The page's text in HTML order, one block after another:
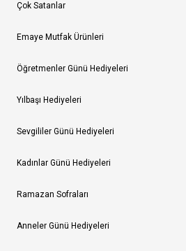
Çok Satanlar
Emaye Mutfak Ürünleri
Öğretmenler Günü Hediyeleri
Yılbaşı Hediyeleri
Sevgililer Günü Hediyeleri
Kadınlar Günü Hediyeleri
Ramazan Sofraları
Anneler Günü Hediyeleri